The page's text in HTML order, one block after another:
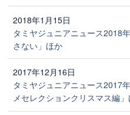
2018年1月15日
タミヤジュニアニュース2018
さない」ほか
2017年12月16日
タミヤジュニアニュース2017
メセレクションクリスマス編